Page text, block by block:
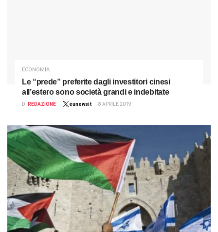
ECONOMIA
Le “prede” preferite dagli investitori cinesi
all’estero sono società grandi e indebitate
DI REDAZIONE eunewsit 8 APRILE 2019